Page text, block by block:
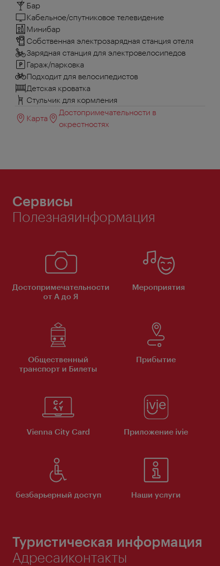
Бар
Кабельное/спутниковое телевидение
Минибар
Собственная электрозарядная станция отеля
Зарядная станция для электровелосипедов
Гараж/парковка
Подходит для велосипедистов
Детская кроватка
Стульчик для кормления
Карта
Достопримечательности в
окрестностях
Сервисы
Полезнаяинформация
Достопримечательности
от А до Я
Мероприятия
Общественный
транспорт и Билеты
Прибытие
Vienna City Card Приложение ivie
безбарьерный доступ Наши услуги
Туристическая информация
Адресаиконтакты